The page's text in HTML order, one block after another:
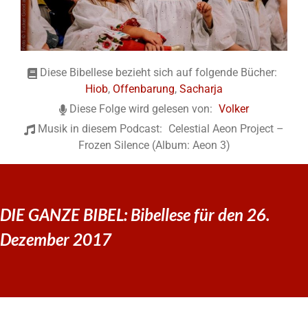
Diese Bibellese bezieht sich auf folgende Bücher:
Hiob, Offenbarung, Sacharja
Diese Folge wird gelesen von: Volker
Musik in diesem Podcast: Celestial Aeon Project –
Frozen Silence (Album: Aeon 3)
DIE GANZE BIBEL: Bibellese für den 26.
Dezember 2017